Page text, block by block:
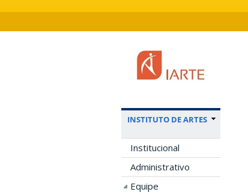
INSTITUTO DE ARTES
Institucional
Administrativo
Equipe